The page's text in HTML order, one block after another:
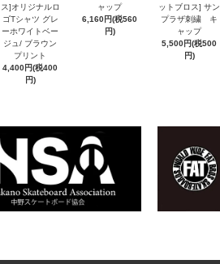
ス]オリジナルロ
ゴTシャツ グレ
ーホワイトベー
ジュ/ ブラウン
プリント
4,400円(税400
円)
ャップ
6,160円(税560
円)
ットブロス] サン
プラザ刺繍 キ
ャップ
5,500円(税500
円)